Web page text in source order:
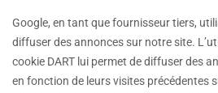
Google, en tant que fournisseur tiers,
diffuser des annonces sur notre site.
cookie DART lui permet de diffuser des
en fonction de leurs visites précédentes